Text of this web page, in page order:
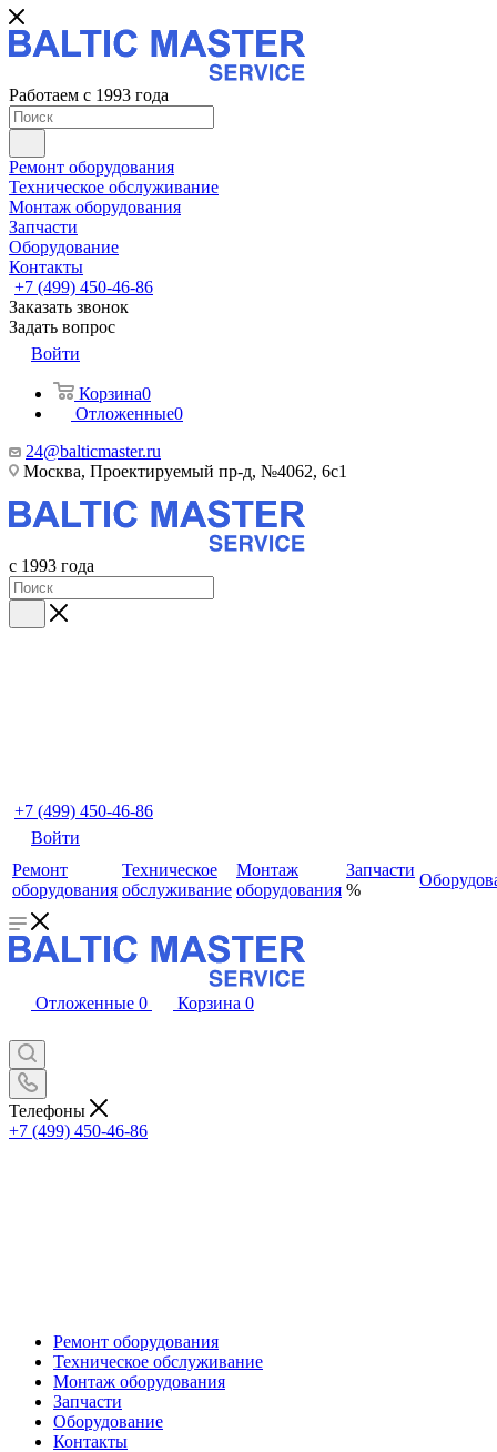
Работаем с 1993 года
Ремонт оборудования
Техническое обслуживание
Монтаж оборудования
Запчасти
Оборудование
Контакты
+7 (499) 450-46-86
Заказать звонок
Задать вопрос
Войти
Корзина0
Отложенные0
24@balticmaster.ru
Москва, Проектируемый пр-д, №4062, 6с1
с 1993 года
+7 (499) 450-46-86
Войти
Ремонт
оборудования
Техническое
обслуживание
Монтаж
оборудования
Запчасти
%
Отложенные 0 Корзина 0
Телефоны
+7 (499) 450-46-86
Ремонт оборудования
Техническое обслуживание
Монтаж оборудования
Запчасти
Оборудование
Контакты